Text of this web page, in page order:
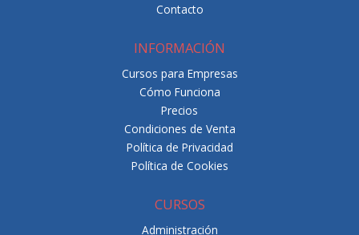
Contacto
INFORMACIÓN
Cursos para Empresas
Cómo Funciona
Precios
Condiciones de Venta
Política de Privacidad
Política de Cookies
CURSOS
Administración